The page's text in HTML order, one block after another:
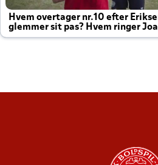
Hvem overtager nr.10 efter
glemmer sit pas? Hvem ringer
altid til efter kampe?